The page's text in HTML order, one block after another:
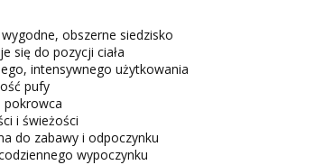
obszerne siedzisko
się do pozycji ciała
intensywnego użytkowania
pufy
pokrowca
i świeżości
do zabawy i odpoczynku
wypoczynku